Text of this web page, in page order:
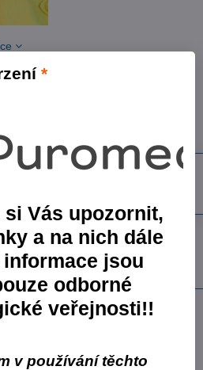
k produktu Doručení
otisků
*
si Vás upozornit,
a na nich dále
informace jsou
odborné
veřejnosti!!
v používání těchto